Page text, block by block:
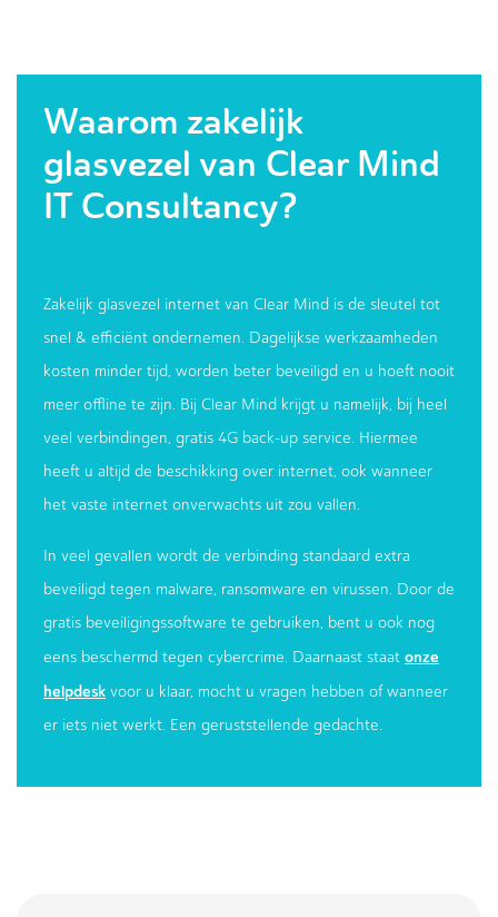
Waarom zakelijk
glasvezel van Clear Mind
IT Consultancy?
Zakelijk glasvezel internet van Clear Mind is de sleutel tot
snel & efficiënt ondernemen. Dagelijkse werkzaamheden
kosten minder tijd, worden beter beveiligd en u hoeft nooit
meer offline te zijn. Bij Clear Mind krijgt u namelijk, bij heel
veel verbindingen, gratis 4G back-up service. Hiermee
heeft u altijd de beschikking over internet, ook wanneer
het vaste internet onverwachts uit zou vallen.
In veel gevallen wordt de verbinding standaard extra
beveiligd tegen malware, ransomware en virussen. Door de
gratis beveiligingssoftware te gebruiken, bent u ook nog
eens beschermd tegen cybercrime. Daarnaast staat onze
helpdesk voor u klaar, mocht u vragen hebben of wanneer
er iets niet werkt. Een geruststellende gedachte.